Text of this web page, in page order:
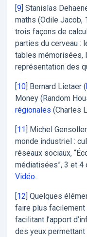
9 Stanislas
maths (Odile Jacob,
trois façons de
parties du cerveau :
tables mémorisées,
représentation des
10 Bernard Lietaer (
Money (Random
régionales (Charles
11
Michel
monde industriel :
réseaux sociaux,
médiatisées”, 3 et 4
Vidéo.
12 Quelques
faire plus facilement
facilitant l’apport
des yeux permettant